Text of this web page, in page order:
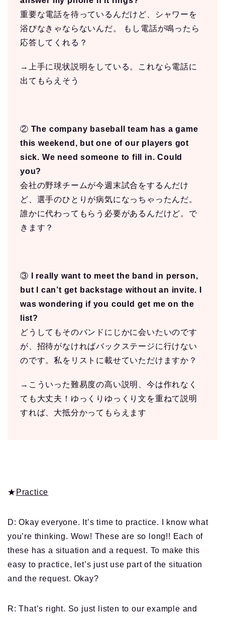
重要な電話を待っているんだけど、シャワーを
浴びなきゃならないんだ。 もし電話が鳴ったら
応答してくれる？
→上手に現状説明をしている。これなら電話に
出てもらえそう
② The company baseball team has a game
this weekend, but one of our players got
sick. We need someone to fill in. Could
you?
会社の野球チームが今週末試合をするんだけ
ど、選手のひとりが病気になっちゃったんだ。
誰かに代わってもらう必要があるんだけど。で
きます？
③
I really want to meet the band in person,
but I can’t get backstage without an invite. I
was wondering if you could get me on the
list?
どうしてもそのバンドにじかに会いたいのです
が、招待がなければバックステージに行けない
のです。私をリストに載せていただけますか？
→こういった難易度の高い説明、今は作れなく
ても大丈夫！ゆっくりゆっくり文を重ねて説明
すれば、大抵分かってもらえます
★ Practice
D: Okay everyone. It’s time to practice. I know what
you’re thinking. Wow! These are so long!! Each of
these has a situation and a request. To make this
easy to practice, let’s just use part of the situation
and the request. Okay?
R: That’s right. So just listen to our example and